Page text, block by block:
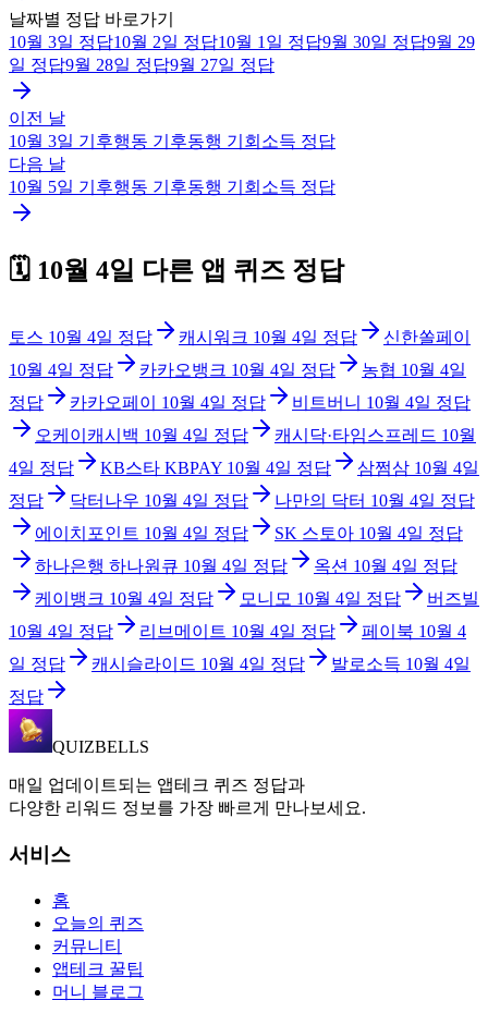
날짜별 정답 바로가기
10월 3일 정답10월 2일 정답10월 1일 정답9월 30일 정답9월 29
일 정답9월 28일 정답9월 27일 정답
이전 날
10월 3일 기후행동 기후동행 기회소득 정답
다음 날
10월 5일 기후행동 기후동행 기회소득 정답
🗓️ 10월 4일 다른 앱 퀴즈 정답
토스 10월 4일 정답 캐시워크 10월 4일 정답
신한쏠페이
10월 4일 정답 카카오뱅크 10월 4일 정답 농협 10월 4일
정답
카카오페이 10월 4일 정답 비트버니 10월 4일 정답
오케이캐시백 10월 4일 정답 캐시닥·타임스프레드 10월
4일 정답 KB스타 KBPAY 10월 4일 정답 삼쩜삼 10월 4일
정답
닥터나우 10월 4일 정답 나만의 닥터 10월 4일 정답
에이치포인트 10월 4일 정답 SK 스토아 10월 4일 정답
하나은행 하나원큐 10월 4일 정답 옥션 10월 4일 정답
케이뱅크 10월 4일 정답 모니모 10월 4일 정답
버즈빌
10월 4일 정답 리브메이트 10월 4일 정답 페이북 10월 4
일 정답 캐시슬라이드 10월 4일 정답 발로소득 10월 4일
정답
QUIZBELLS
매일 업데이트되는 앱테크 퀴즈 정답과
다양한 리워드 정보를 가장 빠르게 만나보세요.
서비스
홈
오늘의 퀴즈
커뮤니티
앱테크 꿀팁
머니 블로그